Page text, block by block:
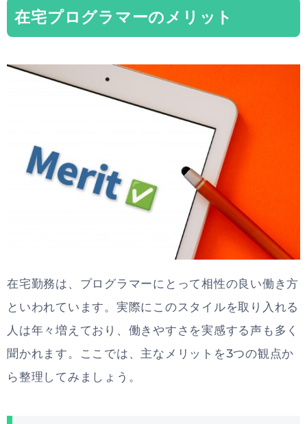
在宅プログラマーのメリット
在宅勤務は、プログラマーにとって相性の良い働き方
といわれています。実際にこのスタイルを取り入れる
人は年々増えており、働きやすさを実感する声も多く
聞かれます。ここでは、主なメリットを3つの観点か
ら整理してみましょう。